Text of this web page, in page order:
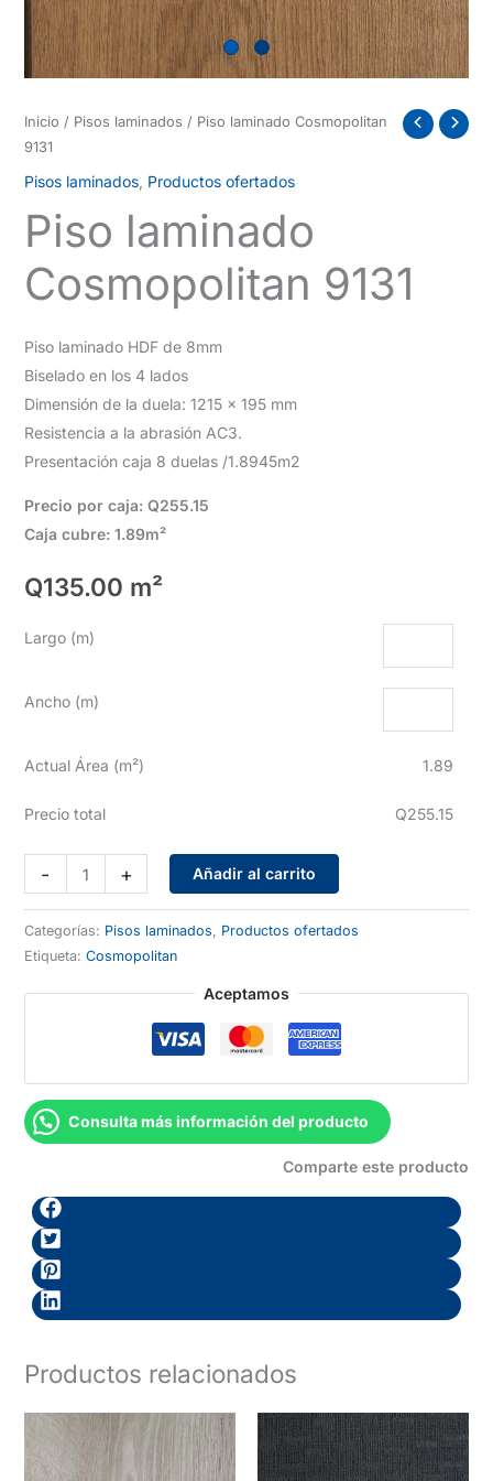
Inicio / Pisos laminados / Piso laminado Cosmopolitan
9131
Pisos laminados, Productos ofertados
Piso laminado
Cosmopolitan 9131
Piso laminado HDF de 8mm
Biselado en los 4 lados
Dimensión de la duela: 1215 x 195 mm
Resistencia a la abrasión AC3.
Presentación caja 8 duelas /1.8945m2
Precio por caja: Q255.15
Caja cubre: 1.89m²
Q135.00 m²
Largo (m)
Ancho (m)
Actual Área (m²) 1.89
Precio total Q255.15
-
laminado
Cosmopolitan
9131
+ Añadir al carrito
Categorías: Pisos laminados
Productos ofertados
Etiqueta: Cosmopolitan
Aceptamos
Consulta más información del producto
Comparte este producto
Productos relacionados